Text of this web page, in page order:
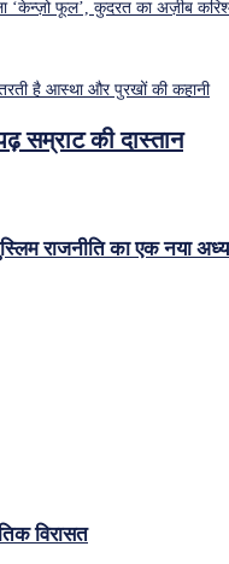
‘केन्ज़ो फूल’, कुदरत का अज़ीब
है आस्था और पुरखों की कहानी
सम्राट की दास्तान
राजनीति का एक नया
विरासत